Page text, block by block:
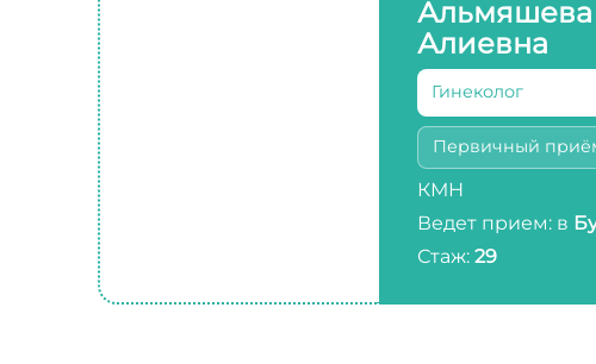
Альмяшева
Алиевна
Гинеколог
Первичный
КМН
Ведет прием: в
Стаж: 29